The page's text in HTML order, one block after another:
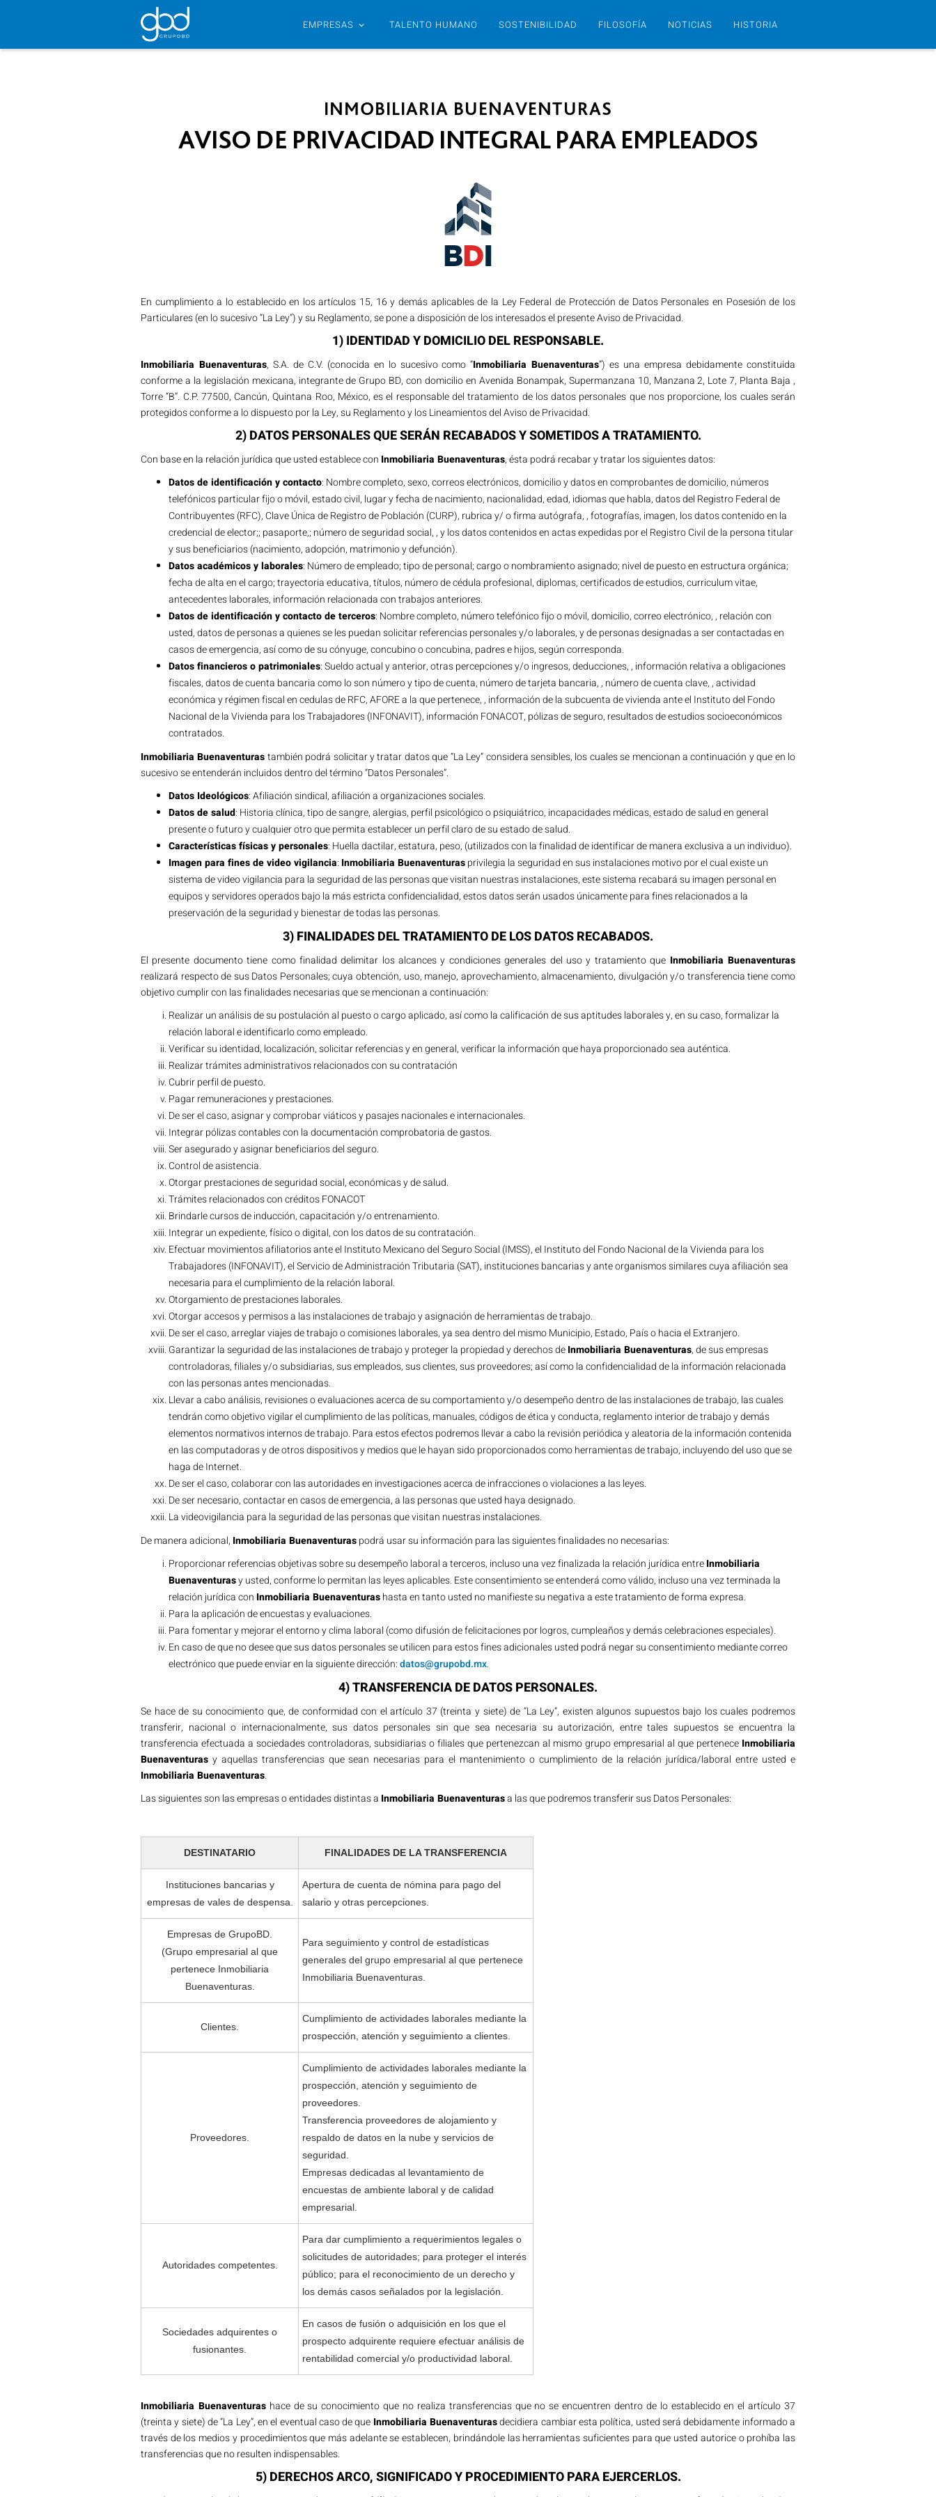
EMPRESAS TALENTO HUMANO SOSTENIBILIDAD FILOSOFÍA NOTICIAS HISTORIA
INMOBILIARIA BUENAVENTURAS
AVISO DE PRIVACIDAD INTEGRAL PARA EMPLEADOS
En cumplimiento a lo establecido en los artículos 15, 16 y demás aplicables de la Ley Federal de Protección de Datos Personales en Posesión de los
Particulares (en lo sucesivo “La Ley”) y su Reglamento, se pone a disposición de los interesados el presente Aviso de Privacidad.
1) IDENTIDAD Y DOMICILIO DEL RESPONSABLE.
Inmobiliaria Buenaventuras, S.A. de C.V. (conocida en lo sucesivo como “Inmobiliaria Buenaventuras”) es una empresa debidamente constituida
conforme a la legislación mexicana, integrante de Grupo BD, con domicilio en Avenida Bonampak, Supermanzana 10, Manzana 2, Lote 7, Planta Baja ,
Torre “B”. C.P. 77500, Cancún, Quintana Roo, México, es el responsable del tratamiento de los datos personales que nos proporcione, los cuales serán
protegidos conforme a lo dispuesto por la Ley, su Reglamento y los Lineamientos del Aviso de Privacidad.
2) DATOS PERSONALES QUE SERÁN RECABADOS Y SOMETIDOS A TRATAMIENTO.
Con base en la relación jurídica que usted establece con Inmobiliaria Buenaventuras, ésta podrá recabar y tratar los siguientes datos:
Datos de identificación y contacto: Nombre completo, sexo, correos electrónicos, domicilio y datos en comprobantes de domicilio, números
telefónicos particular fijo o móvil, estado civil, lugar y fecha de nacimiento, nacionalidad, edad, idiomas que habla, datos del Registro Federal de
Contribuyentes (RFC), Clave Única de Registro de Población (CURP), rubrica y/ o firma autógrafa, , fotografías, imagen, los datos contenido en la
credencial de elector;; pasaporte,; número de seguridad social, , y los datos contenidos en actas expedidas por el Registro Civil de la persona titular
y sus beneficiarios (nacimiento, adopción, matrimonio y defunción).
Datos académicos y laborales: Número de empleado; tipo de personal; cargo o nombramiento asignado; nivel de puesto en estructura orgánica;
fecha de alta en el cargo; trayectoria educativa, títulos, número de cédula profesional, diplomas, certificados de estudios, curriculum vitae,
antecedentes laborales, información relacionada con trabajos anteriores.
Datos de identificación y contacto de terceros: Nombre completo, número telefónico fijo o móvil, domicilio, correo electrónico, , relación con
usted, datos de personas a quienes se les puedan solicitar referencias personales y/o laborales, y de personas designadas a ser contactadas en
casos de emergencia, así como de su cónyuge, concubino o concubina, padres e hijos, según corresponda.
Datos financieros o patrimoniales: Sueldo actual y anterior, otras percepciones y/o ingresos, deducciones, , información relativa a obligaciones
fiscales, datos de cuenta bancaria como lo son número y tipo de cuenta, número de tarjeta bancaria, , número de cuenta clave, , actividad
económica y régimen fiscal en cedulas de RFC, AFORE a la que pertenece, , información de la subcuenta de vivienda ante el Instituto del Fondo
Nacional de la Vivienda para los Trabajadores (INFONAVIT), información FONACOT, pólizas de seguro, resultados de estudios socioeconómicos
contratados.
Inmobiliaria Buenaventurastambién podrá solicitar y tratar datos que “La Ley” considera sensibles, los cuales se mencionan a continuación y que en lo
sucesivo se entenderán incluidos dentro del término “Datos Personales”.
Datos Ideológicos: Afiliación sindical, afiliación a organizaciones sociales.
Datos de salud: Historia clínica, tipo de sangre, alergias, perfil psicológico o psiquiátrico, incapacidades médicas, estado de salud en general
presente o futuro y cualquier otro que permita establecer un perfil claro de su estado de salud.
Características físicas y personales: Huella dactilar, estatura, peso, (utilizados con la finalidad de identificar de manera exclusiva a un individuo).
Imagen para fines de video vigilancia: Inmobiliaria Buenaventurasprivilegia la seguridad en sus instalaciones motivo por el cual existe un
sistema de video vigilancia para la seguridad de las personas que visitan nuestras instalaciones, este sistema recabará su imagen personal en
equipos y servidores operados bajo la más estricta confidencialidad, estos datos serán usados únicamente para fines relacionados a la
preservación de la seguridad y bienestar de todas las personas.
3) FINALIDADES DEL TRATAMIENTO DE LOS DATOS RECABADOS.
El presente documento tiene como finalidad delimitar los alcances y condiciones generales del uso y tratamiento que Inmobiliaria Buenaventuras
realizará respecto de sus Datos Personales; cuya obtención, uso, manejo, aprovechamiento, almacenamiento, divulgación y/o transferencia tiene como
objetivo cumplir con las finalidades necesarias que se mencionan a continuación:
Realizar un análisis de su postulación al puesto o cargo aplicado, así como la calificación de sus aptitudes laborales y, en su caso, formalizar la
relación laboral e identificarlo como empleado.
Verificar su identidad, localización, solicitar referencias y en general, verificar la información que haya proporcionado sea auténtica.
Realizar trámites administrativos relacionados con su contratación
Cubrir perfil de puesto.
Pagar remuneraciones y prestaciones.
De ser el caso, asignar y comprobar viáticos y pasajes nacionales e internacionales.
Integrar pólizas contables con la documentación comprobatoria de gastos.
Ser asegurado y asignar beneficiarios del seguro.
Control de asistencia.
Otorgar prestaciones de seguridad social, económicas y de salud.
Trámites relacionados con créditos FONACOT
Brindarle cursos de inducción, capacitación y/o entrenamiento.
Integrar un expediente, físico o digital, con los datos de su contratación.
Efectuar movimientos afiliatorios ante el Instituto Mexicano del Seguro Social (IMSS), el Instituto del Fondo Nacional de la Vivienda para los
Trabajadores (INFONAVIT), el Servicio de Administración Tributaria (SAT), instituciones bancarias y ante organismos similares cuya afiliación sea
necesaria para el cumplimiento de la relación laboral.
Otorgamiento de prestaciones laborales.
Otorgar accesos y permisos a las instalaciones de trabajo y asignación de herramientas de trabajo.
De ser el caso, arreglar viajes de trabajo o comisiones laborales, ya sea dentro del mismo Municipio, Estado, País o hacia el Extranjero.
Garantizar la seguridad de las instalaciones de trabajo y proteger la propiedad y derechos deInmobiliaria Buenaventuras, de sus empresas
controladoras, filiales y/o subsidiarias, sus empleados, sus clientes, sus proveedores; así como la confidencialidad de la información relacionada
con las personas antes mencionadas.
Llevar a cabo análisis, revisiones o evaluaciones acerca de su comportamiento y/o desempeño dentro de las instalaciones de trabajo, las cuales
tendrán como objetivo vigilar el cumplimiento de las políticas, manuales, códigos de ética y conducta, reglamento interior de trabajo y demás
elementos normativos internos de trabajo. Para estos efectos podremos llevar a cabo la revisión periódica y aleatoria de la información contenida
en las computadoras y de otros dispositivos y medios que le hayan sido proporcionados como herramientas de trabajo, incluyendo del uso que se
haga de Internet.
De ser el caso, colaborar con las autoridades en investigaciones acerca de infracciones o violaciones a las leyes.
De ser necesario, contactar en casos de emergencia, a las personas que usted haya designado.
La videovigilancia para la seguridad de las personas que visitan nuestras instalaciones.
De manera adicional, Inmobiliaria Buenaventuraspodrá usar su información para las siguientes finalidades no necesarias:
Proporcionar referencias objetivas sobre su desempeño laboral a terceros, incluso una vez finalizada la relación jurídica entreInmobiliaria
Buenaventurasy usted, conforme lo permitan las leyes aplicables. Este consentimiento se entenderá como válido, incluso una vez terminada la
relación jurídica con Inmobiliaria Buenaventurashasta en tanto usted no manifieste su negativa a este tratamiento de forma expresa.
Para la aplicación de encuestas y evaluaciones.
Para fomentar y mejorar el entorno y clima laboral (como difusión de felicitaciones por logros, cumpleaños y demás celebraciones especiales).
En caso de que no desee que sus datos personales se utilicen para estos fines adicionales usted podrá negar su consentimiento mediante correo
electrónico que puede enviar en la siguiente dirección:datos@grupobd.mx.
4) TRANSFERENCIA DE DATOS PERSONALES.
Se hace de su conocimiento que, de conformidad con el artículo 37 (treinta y siete) de “La Ley”, existen algunos supuestos bajo los cuales podremos
transferir, nacional o internacionalmente, sus datos personales sin que sea necesaria su autorización, entre tales supuestos se encuentra la
transferencia efectuada a sociedades controladoras, subsidiarias o filiales que pertenezcan al mismo grupo empresarial al que pertenece Inmobiliaria
Buenaventuras y aquellas transferencias que sean necesarias para el mantenimiento o cumplimiento de la relación jurídica/laboral entre usted e
Inmobiliaria Buenaventuras.
Las siguientes son las empresas o entidades distintas a Inmobiliaria Buenaventurasa las que podremos transferir sus Datos Personales:
DESTINATARIO FINALIDADES DE LA TRANSFERENCIA
Instituciones bancarias y
empresas de vales de despensa.
Apertura de cuenta de nómina para pago del
salario y otras percepciones.
Empresas de GrupoBD.
(Grupo empresarial al que
pertenece Inmobiliaria
Buenaventuras.
Para seguimiento y control de estadísticas
generales del grupo empresarial al que pertenece
Inmobiliaria Buenaventuras.
Clientes.
Cumplimiento de actividades laborales mediante la
prospección, atención y seguimiento a clientes.
Proveedores.
Cumplimiento de actividades laborales mediante la
prospección, atención y seguimiento de
proveedores.
Transferencia proveedores de alojamiento y
respaldo de datos en la nube y servicios de
seguridad.
Empresas dedicadas al levantamiento de
encuestas de ambiente laboral y de calidad
empresarial.
Autoridades competentes.
Para dar cumplimiento a requerimientos legales o
solicitudes de autoridades; para proteger el interés
público; para el reconocimiento de un derecho y
los demás casos señalados por la legislación.
Sociedades adquirentes o
fusionantes.
En casos de fusión o adquisición en los que el
prospecto adquirente requiere efectuar análisis de
rentabilidad comercial y/o productividad laboral.
Inmobiliaria Buenaventurashace de su conocimiento que no realiza transferencias que no se encuentren dentro de lo establecido en el artículo 37
(treinta y siete) de “La Ley”, en el eventual caso de que Inmobiliaria Buenaventurasdecidiera cambiar esta política, usted será debidamente informado a
través de los medios y procedimientos que más adelante se establecen, brindándole las herramientas suficientes para que usted autorice o prohíba las
transferencias que no resulten indispensables.
5) DERECHOS ARCO, SIGNIFICADO Y PROCEDIMIENTO PARA EJERCERLOS.